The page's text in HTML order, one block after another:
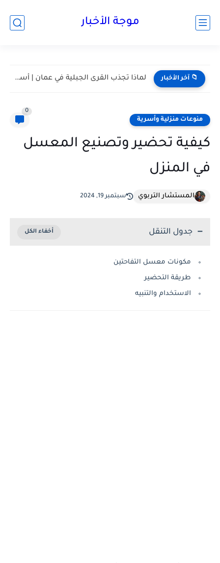
موجة الأخبار
📁 آخر الأخبار لماذا تجذب القرى الجبلية في عمان | أسرار القرى الجبلية...
منوعات منزلية وأسرية
0
كيفية تحضير وتصنيع المعسل
في المنزل
المستشار التربوي سبتمبر 19, 2024
جدول التنقل
مكونات معسل التفاحتين
طريقة التحضير
الاستخدام والتنبيه